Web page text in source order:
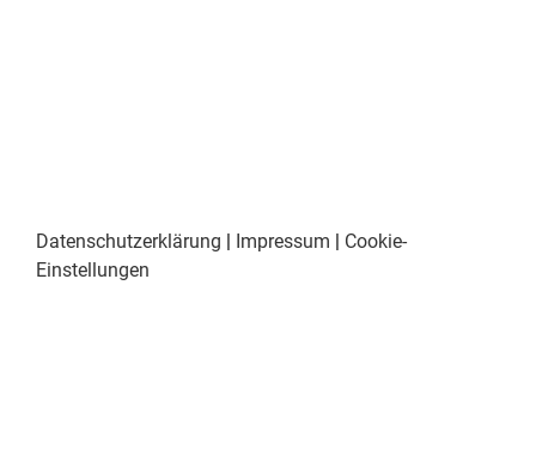
Datenschutzerklärung | Impressum | Cookie-
Einstellungen